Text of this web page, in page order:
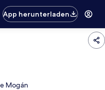
App herunterladen
Mogán